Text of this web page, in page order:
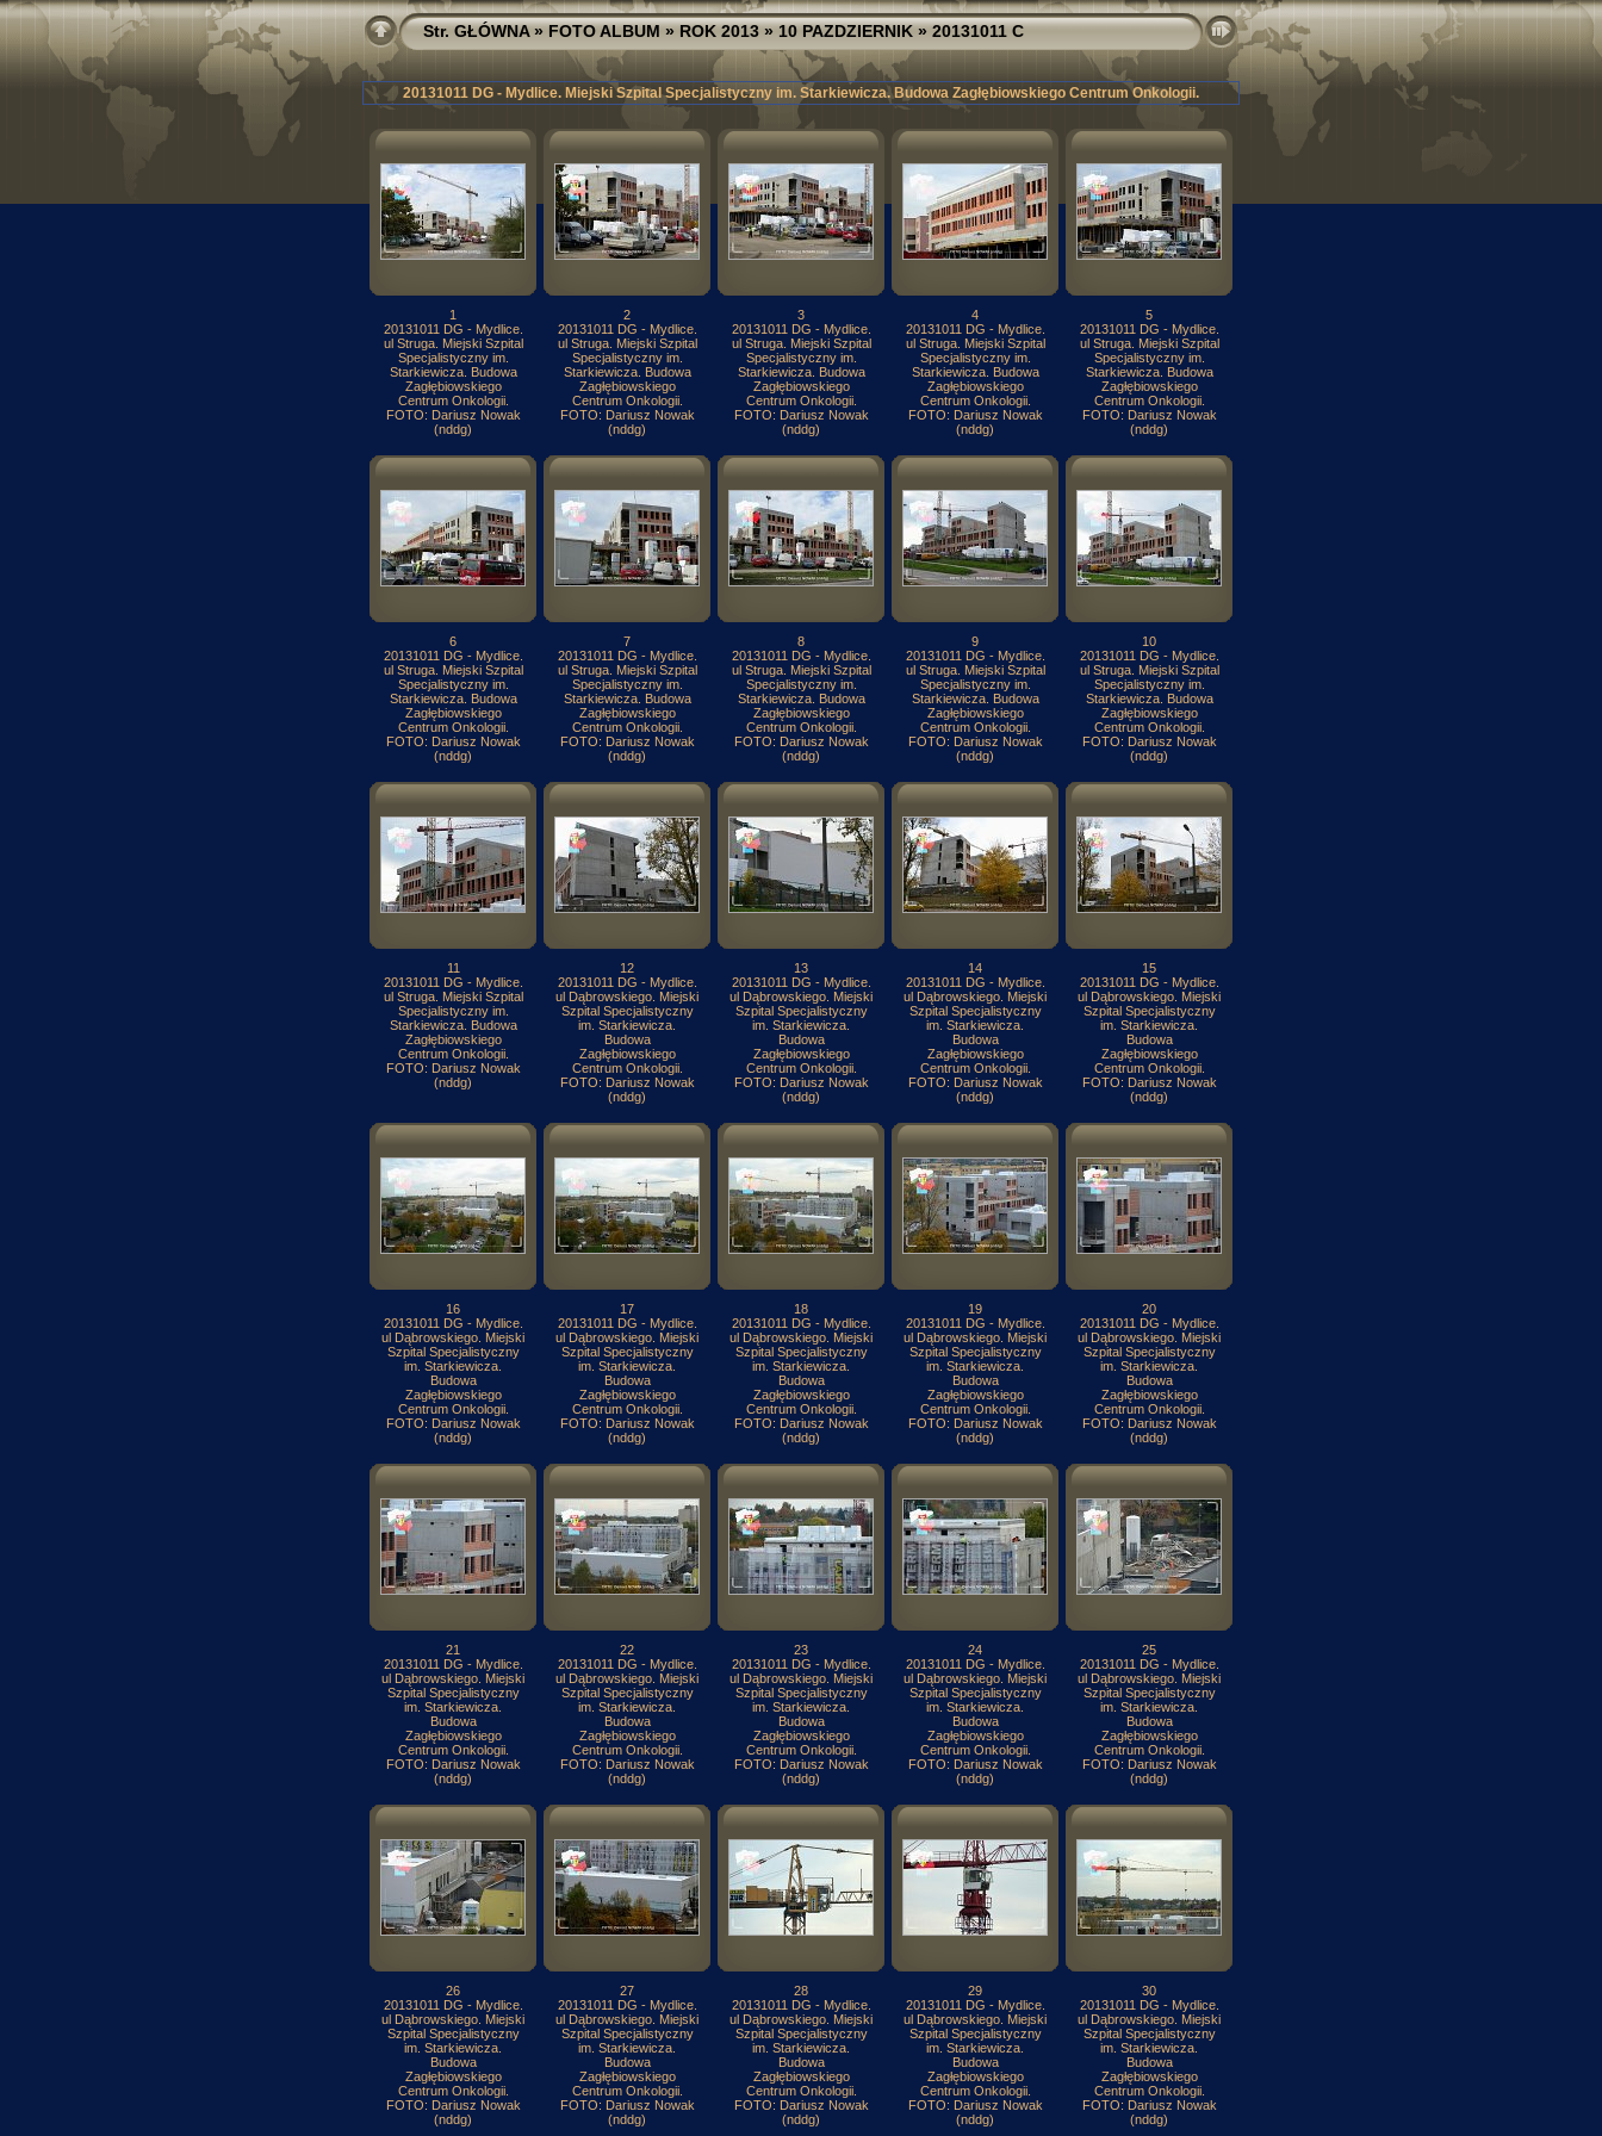
Str. GŁÓWNA»FOTO ALBUM»ROK 2013»10 PAZDZIERNIK» 20131011 C
20131011 DG - Mydlice. Miejski Szpital Specjalistyczny im. Starkiewicza. Budowa Zagłębiowskiego Centrum Onkologii.
1
20131011 DG - Mydlice.
ul Struga. Miejski Szpital
Specjalistyczny im.
Starkiewicza. Budowa
Zagłębiowskiego
Centrum Onkologii.
FOTO: Dariusz Nowak
(nddg)
2
20131011 DG - Mydlice.
ul Struga. Miejski Szpital
Specjalistyczny im.
Starkiewicza. Budowa
Zagłębiowskiego
Centrum Onkologii.
FOTO: Dariusz Nowak
(nddg)
3
20131011 DG - Mydlice.
ul Struga. Miejski Szpital
Specjalistyczny im.
Starkiewicza. Budowa
Zagłębiowskiego
Centrum Onkologii.
FOTO: Dariusz Nowak
(nddg)
4
20131011 DG - Mydlice.
ul Struga. Miejski Szpital
Specjalistyczny im.
Starkiewicza. Budowa
Zagłębiowskiego
Centrum Onkologii.
FOTO: Dariusz Nowak
(nddg)
5
20131011 DG - Mydlice.
ul Struga. Miejski Szpital
Specjalistyczny im.
Starkiewicza. Budowa
Zagłębiowskiego
Centrum Onkologii.
FOTO: Dariusz Nowak
(nddg)
6
20131011 DG - Mydlice.
ul Struga. Miejski Szpital
Specjalistyczny im.
Starkiewicza. Budowa
Zagłębiowskiego
Centrum Onkologii.
FOTO: Dariusz Nowak
(nddg)
7
20131011 DG - Mydlice.
ul Struga. Miejski Szpital
Specjalistyczny im.
Starkiewicza. Budowa
Zagłębiowskiego
Centrum Onkologii.
FOTO: Dariusz Nowak
(nddg)
8
20131011 DG - Mydlice.
ul Struga. Miejski Szpital
Specjalistyczny im.
Starkiewicza. Budowa
Zagłębiowskiego
Centrum Onkologii.
FOTO: Dariusz Nowak
(nddg)
9
20131011 DG - Mydlice.
ul Struga. Miejski Szpital
Specjalistyczny im.
Starkiewicza. Budowa
Zagłębiowskiego
Centrum Onkologii.
FOTO: Dariusz Nowak
(nddg)
10
20131011 DG - Mydlice.
ul Struga. Miejski Szpital
Specjalistyczny im.
Starkiewicza. Budowa
Zagłębiowskiego
Centrum Onkologii.
FOTO: Dariusz Nowak
(nddg)
11
20131011 DG - Mydlice.
ul Struga. Miejski Szpital
Specjalistyczny im.
Starkiewicza. Budowa
Zagłębiowskiego
Centrum Onkologii.
FOTO: Dariusz Nowak
(nddg)
12
20131011 DG - Mydlice.
ul Dąbrowskiego. Miejski
Szpital Specjalistyczny
im. Starkiewicza.
Budowa
Zagłębiowskiego
Centrum Onkologii.
FOTO: Dariusz Nowak
(nddg)
13
20131011 DG - Mydlice.
ul Dąbrowskiego. Miejski
Szpital Specjalistyczny
im. Starkiewicza.
Budowa
Zagłębiowskiego
Centrum Onkologii.
FOTO: Dariusz Nowak
(nddg)
14
20131011 DG - Mydlice.
ul Dąbrowskiego. Miejski
Szpital Specjalistyczny
im. Starkiewicza.
Budowa
Zagłębiowskiego
Centrum Onkologii.
FOTO: Dariusz Nowak
(nddg)
15
20131011 DG - Mydlice.
ul Dąbrowskiego. Miejski
Szpital Specjalistyczny
im. Starkiewicza.
Budowa
Zagłębiowskiego
Centrum Onkologii.
FOTO: Dariusz Nowak
(nddg)
16
20131011 DG - Mydlice.
ul Dąbrowskiego. Miejski
Szpital Specjalistyczny
im. Starkiewicza.
Budowa
Zagłębiowskiego
Centrum Onkologii.
FOTO: Dariusz Nowak
(nddg)
17
20131011 DG - Mydlice.
ul Dąbrowskiego. Miejski
Szpital Specjalistyczny
im. Starkiewicza.
Budowa
Zagłębiowskiego
Centrum Onkologii.
FOTO: Dariusz Nowak
(nddg)
18
20131011 DG - Mydlice.
ul Dąbrowskiego. Miejski
Szpital Specjalistyczny
im. Starkiewicza.
Budowa
Zagłębiowskiego
Centrum Onkologii.
FOTO: Dariusz Nowak
(nddg)
19
20131011 DG - Mydlice.
ul Dąbrowskiego. Miejski
Szpital Specjalistyczny
im. Starkiewicza.
Budowa
Zagłębiowskiego
Centrum Onkologii.
FOTO: Dariusz Nowak
(nddg)
20
20131011 DG - Mydlice.
ul Dąbrowskiego. Miejski
Szpital Specjalistyczny
im. Starkiewicza.
Budowa
Zagłębiowskiego
Centrum Onkologii.
FOTO: Dariusz Nowak
(nddg)
21
20131011 DG - Mydlice.
ul Dąbrowskiego. Miejski
Szpital Specjalistyczny
im. Starkiewicza.
Budowa
Zagłębiowskiego
Centrum Onkologii.
FOTO: Dariusz Nowak
(nddg)
22
20131011 DG - Mydlice.
ul Dąbrowskiego. Miejski
Szpital Specjalistyczny
im. Starkiewicza.
Budowa
Zagłębiowskiego
Centrum Onkologii.
FOTO: Dariusz Nowak
(nddg)
23
20131011 DG - Mydlice.
ul Dąbrowskiego. Miejski
Szpital Specjalistyczny
im. Starkiewicza.
Budowa
Zagłębiowskiego
Centrum Onkologii.
FOTO: Dariusz Nowak
(nddg)
24
20131011 DG - Mydlice.
ul Dąbrowskiego. Miejski
Szpital Specjalistyczny
im. Starkiewicza.
Budowa
Zagłębiowskiego
Centrum Onkologii.
FOTO: Dariusz Nowak
(nddg)
25
20131011 DG - Mydlice.
ul Dąbrowskiego. Miejski
Szpital Specjalistyczny
im. Starkiewicza.
Budowa
Zagłębiowskiego
Centrum Onkologii.
FOTO: Dariusz Nowak
(nddg)
26
20131011 DG - Mydlice.
ul Dąbrowskiego. Miejski
Szpital Specjalistyczny
im. Starkiewicza.
Budowa
Zagłębiowskiego
Centrum Onkologii.
FOTO: Dariusz Nowak
(nddg)
27
20131011 DG - Mydlice.
ul Dąbrowskiego. Miejski
Szpital Specjalistyczny
im. Starkiewicza.
Budowa
Zagłębiowskiego
Centrum Onkologii.
FOTO: Dariusz Nowak
(nddg)
28
20131011 DG - Mydlice.
ul Dąbrowskiego. Miejski
Szpital Specjalistyczny
im. Starkiewicza.
Budowa
Zagłębiowskiego
Centrum Onkologii.
FOTO: Dariusz Nowak
(nddg)
29
20131011 DG - Mydlice.
ul Dąbrowskiego. Miejski
Szpital Specjalistyczny
im. Starkiewicza.
Budowa
Zagłębiowskiego
Centrum Onkologii.
FOTO: Dariusz Nowak
(nddg)
30
20131011 DG - Mydlice.
ul Dąbrowskiego. Miejski
Szpital Specjalistyczny
im. Starkiewicza.
Budowa
Zagłębiowskiego
Centrum Onkologii.
FOTO: Dariusz Nowak
(nddg)